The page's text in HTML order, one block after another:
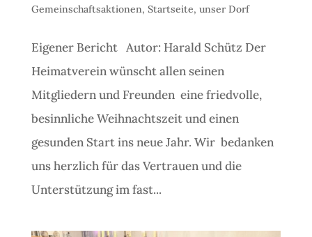
Gemeinschaftsaktionen, Startseite, unser Dorf
Eigener Bericht Autor: Harald Schütz Der
Heimatverein wünscht allen seinen
Mitgliedern und Freunden eine friedvolle,
besinnliche Weihnachtszeit und einen
gesunden Start ins neue Jahr. Wir bedanken
uns herzlich für das Vertrauen und die
Unterstützung im fast...